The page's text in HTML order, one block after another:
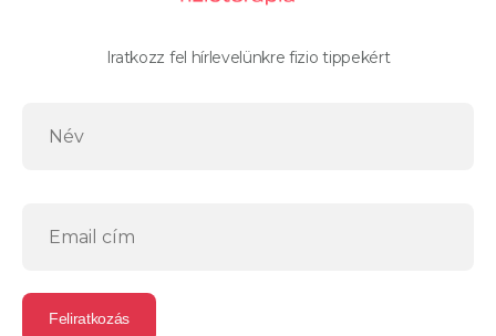
Iratkozz fel hírlevelünkre fizio tippekért